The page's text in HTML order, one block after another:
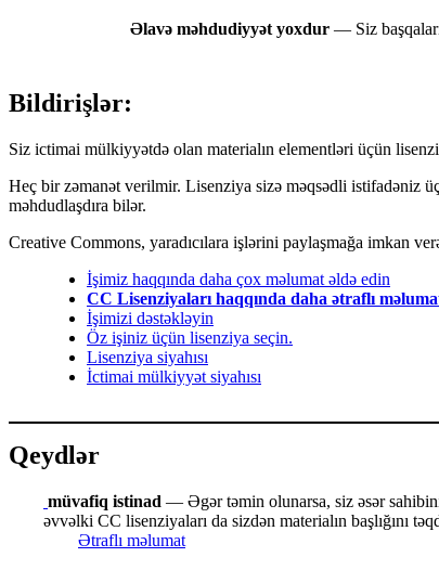
Əlavə məhdudiyyət yoxdur — Siz
Bildirişlər:
Siz ictimai mülkiyyətdə olan materialın elementləri üçün
Heç bir zəmanət verilmir. Lisenziya sizə məqsədli istifadəniz
məhdudlaşdıra bilər.
Creative Commons, yaradıcılara işlərini paylaşmağa imkan
İşimiz haqqında daha çox məlumat əldə edin
CC Lisenziyaları haqqında daha ətraflı
İşimizi dəstəkləyin
Öz işiniz üçün lisenziya seçin.
Lisenziya siyahısı
İctimai mülkiyyət siyahısı
Qeydlər
müvafiq istinad — Əgər təmin olunarsa, siz əsər
əvvəlki CC lisenziyaları da sizdən materialın başlığını
Ətraflı məlumat